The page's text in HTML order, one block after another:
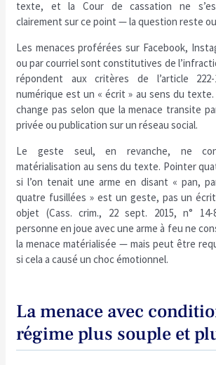
texte, et la Cour de cassation ne
clairement sur ce point — la question reste
Les menaces proférées sur Facebook,
ou par courriel sont constitutives de
répondent aux critères de l’article
numérique est un « écrit » au sens du
change pas selon que la menace transite
privée ou publication sur un réseau social.
Le geste seul, en revanche, ne
matérialisation au sens du texte. Pointer
si l’on tenait une arme en disant « pan,
quatre fusillées » est un geste, pas un
objet (Cass. crim., 22 sept. 2015, n° 14-
personne en joue avec une arme à feu ne
la menace matérialisée — mais peut être
si cela a causé un choc émotionnel.
La menace avec
régime plus souple et